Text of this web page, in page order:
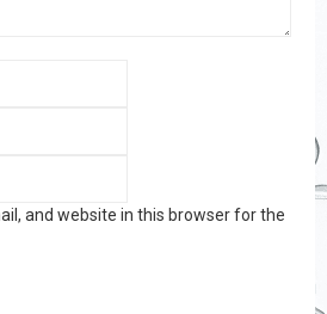
and website in this browser for the